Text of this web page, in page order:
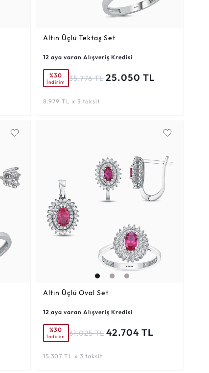
Altın Üçlü Tektaş Set
12 aya varan Alışveriş Kredisi
%30
İndirim 35.776 TL 25.050 TL
8.979 TL x 3 taksit
Altın Üçlü Oval Set
12 aya varan Alışveriş Kredisi
%30
İndirim 61.025 TL 42.704 TL
15.307 TL x 3 taksit